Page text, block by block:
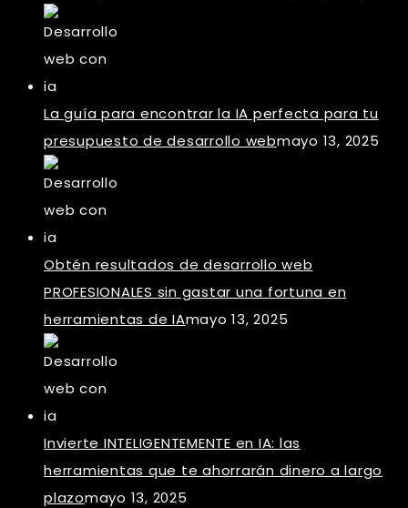
La guía para encontrar la IA perfecta para tu
presupuesto de desarrollo webmayo 13, 2025
Obtén resultados de desarrollo web
PROFESIONALES sin gastar una fortuna en
herramientas de IAmayo 13, 2025
Invierte INTELIGENTEMENTE en IA: las
herramientas que te ahorrarán dinero a largo
plazomayo 13, 2025